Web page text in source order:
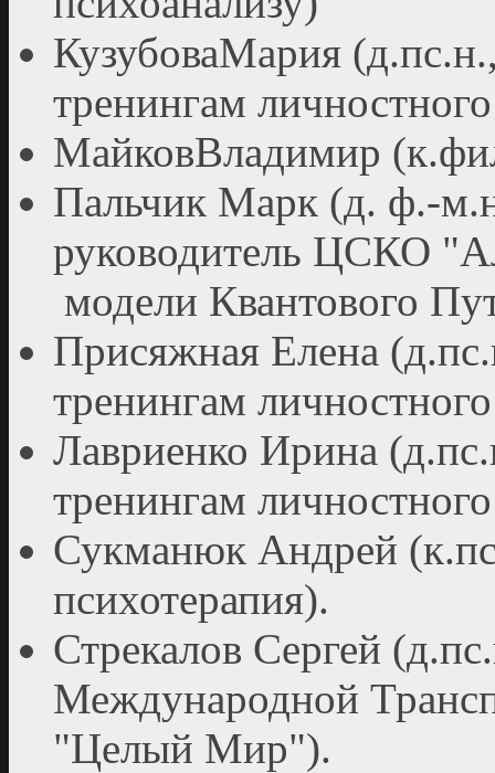
КузубоваМария
тренингам
МайковВладимир
Пальчик Марк (д. ф.-
руководитель ЦСКО
модели Квантового
Присяжная Елена
тренингам
Лавриенко Ирина
тренингам
Сукманюк Андрей
психотерапия).
Стрекалов Сергей
Международной
"Целый Мир").